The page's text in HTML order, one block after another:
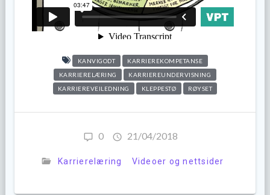
KANVIGODT
KARRIEREKOMPETANSE
KARRIERELÆRING
KARRIEREUNDERVISNING
KARRIEREVEILEDNING
KLEPPESTØ RØYSET
0 21/04/2018
Karrierelæring Videoer og nettsider